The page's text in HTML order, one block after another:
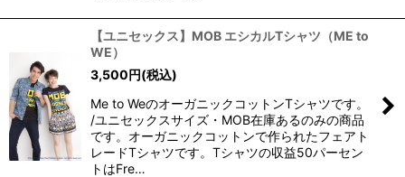
【ユニセックス】MOB エシカルTシャツ（ME to
WE）
3,500円(税込)
Me to WeのオーガニックコットンTシャツです。
/ユニセックスサイズ・MOB在庫あるのみの商品
です。オーガニックコットンで作られたフェアト
レードTシャツです。Tシャツの収益50パーセン
トはFre…